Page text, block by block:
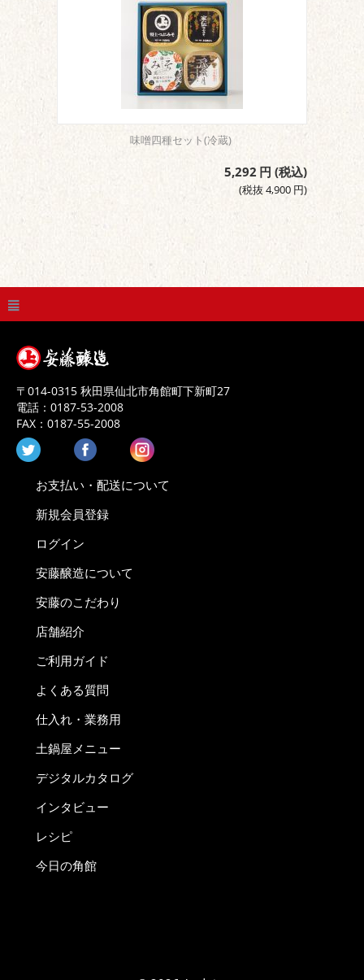
味噌四種セット(冷蔵)
5,292 円 (税込)
(税抜 4,900 円)
〒 014-0315 秋田県仙北市角館町下新町27
電話： 0187-53-2008
FAX： 0187-55-2008
お支払い・配送について
新規会員登録
ログイン
安藤醸造について
安藤のこだわり
店舗紹介
ご利用ガイド
よくある質問
仕入れ・業務用
土鍋屋メニュー
デジタルカタログ
インタビュー
レシピ
今日の角館